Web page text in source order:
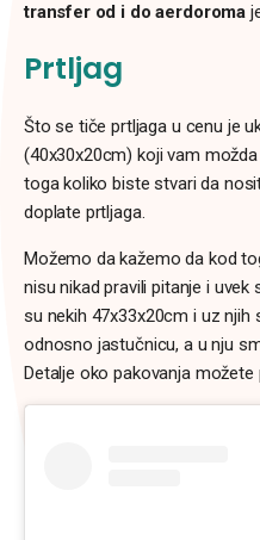
transfer od i do aerdoroma
Prtljag
Što se tiče prtljaga u cenu je
(40x30x20cm) koji vam
toga koliko biste stvari da
doplate prtljaga.
Možemo da kažemo da kod
nisu nikad pravili pitanje i
su nekih 47x33x20cm i uz
odnosno jastučnicu, a u nju
Detalje oko pakovanja možete